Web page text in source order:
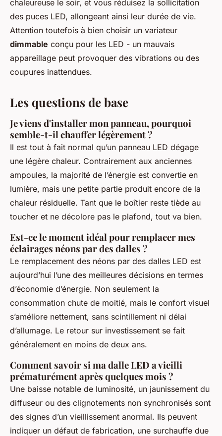
chaleureuse le soir, et vous réduisez la sollicitation
des puces LED, allongeant ainsi leur durée de vie.
Attention toutefois à bien choisir un variateur
dimmable conçu pour les LED - un mauvais
appareillage peut provoquer des vibrations ou des
coupures inattendues.
Les questions de base
Je viens d'installer mon panneau, pourquoi
semble-t-il chauffer légèrement ?
Il est tout à fait normal qu’un panneau LED dégage
une légère chaleur. Contrairement aux anciennes
ampoules, la majorité de l’énergie est convertie en
lumière, mais une petite partie produit encore de la
chaleur résiduelle. Tant que le boîtier reste tiède au
toucher et ne décolore pas le plafond, tout va bien.
Est-ce le moment idéal pour remplacer mes
éclairages néons par des dalles ?
Le remplacement des néons par des dalles LED est
aujourd’hui l’une des meilleures décisions en termes
d’économie d’énergie. Non seulement la
consommation chute de moitié, mais le confort visuel
s’améliore nettement, sans scintillement ni délai
d’allumage. Le retour sur investissement se fait
généralement en moins de deux ans.
Comment savoir si ma dalle LED a vieilli
prématurément après quelques mois ?
Une baisse notable de luminosité, un jaunissement du
diffuseur ou des clignotements non synchronisés sont
des signes d’un vieillissement anormal. Ils peuvent
indiquer un défaut de fabrication, une surchauffe due